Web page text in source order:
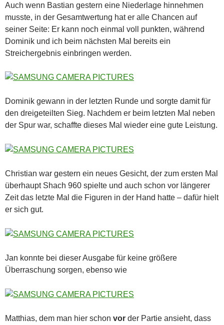
Auch wenn Bastian gestern eine Niederlage hinnehmen
musste, in der Gesamtwertung hat er alle Chancen auf
seiner Seite: Er kann noch einmal voll punkten, während
Dominik und ich beim nächsten Mal bereits ein
Streichergebnis einbringen werden.
Dominik gewann in der letzten Runde und sorgte damit für
den dreigeteilten Sieg. Nachdem er beim letzten Mal neben
der Spur war, schaffte dieses Mal wieder eine gute Leistung.
Christian war gestern ein neues Gesicht, der zum ersten Mal
überhaupt Shach 960 spielte und auch schon vor längerer
Zeit das letzte Mal die Figuren in der Hand hatte – dafür hielt
er sich gut.
Jan konnte bei dieser Ausgabe für keine größere
Überraschung sorgen, ebenso wie
Matthias, dem man hier schon vor der Partie ansieht, dass